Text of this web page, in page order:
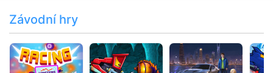
Závodní hry